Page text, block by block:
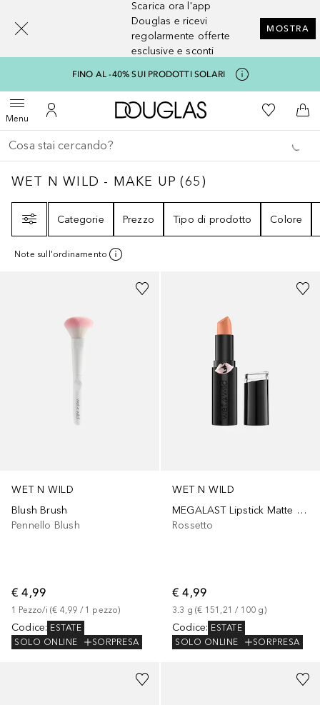
Scarica ora l'app
Douglas e ricevi
regolarmente offerte
esclusive e sconti
MOSTRA
FINO AL -40% SUI PRODOTTI SOLARI
MenuApri menuAl Mio Account
A Douglas HomeAlla Mia
Al
Torna indietro
Esegui ricerca
WET N WILD - MAKE UP65
WET N WILD - MAKE UP (65)
Categorie
Prezzo Tipo di prodotto Colore
Note sull'ordinamento
WET N WILD
Blush Brush
Pennello Blush
€ 4,99
1 Pezzo/i (€ 4,99 / 1 pezzo)
Codice: ESTATE
SOLO ONLINE
SORPRESA
WET N WILD
MEGALAST Lipstick Matte Finish
Rossetto
€ 4,99
3.3 g (€ 151,21 / 100 g)
Codice: ESTATE
SOLO ONLINE
SORPRESA
[navigation.slideout.screenreader]